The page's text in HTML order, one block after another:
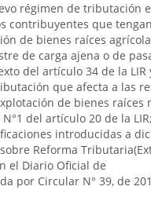
régimen de tributación
contribuyentes que
de bienes raíces
de carga ajena o de
del artículo 34 de la LIR
que afecta a las
de bienes raíces
del artículo 20 de la
introducidas a
Reforma
el Diario Oficial de
por Circular N° 39, de